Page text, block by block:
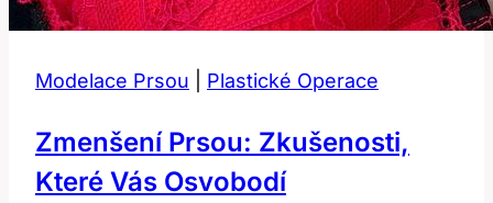
Modelace Prsou Plastické Operace
Zmenšení Prsou: Zkušenosti,
Které Vás Osvobodí